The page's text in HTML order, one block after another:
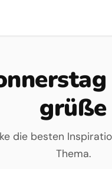
grüße
die besten
Thema.